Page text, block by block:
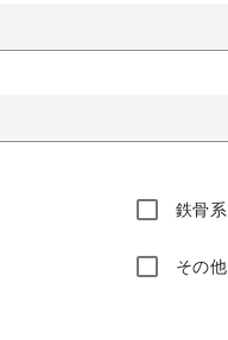
鉄骨系
その他